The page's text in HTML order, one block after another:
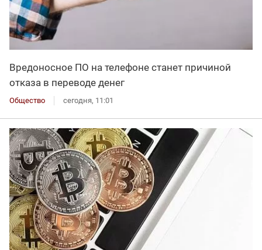
Вредоносное ПО на телефоне станет причиной
отказа в переводе денег
Общество сегодня, 11:01